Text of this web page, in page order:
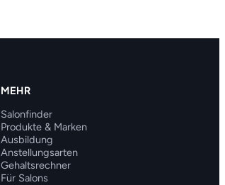
MEHR
Salonfinder
Produkte & Marken
Ausbildung
Anstellungsarten
Gehaltsrechner
Für Salons